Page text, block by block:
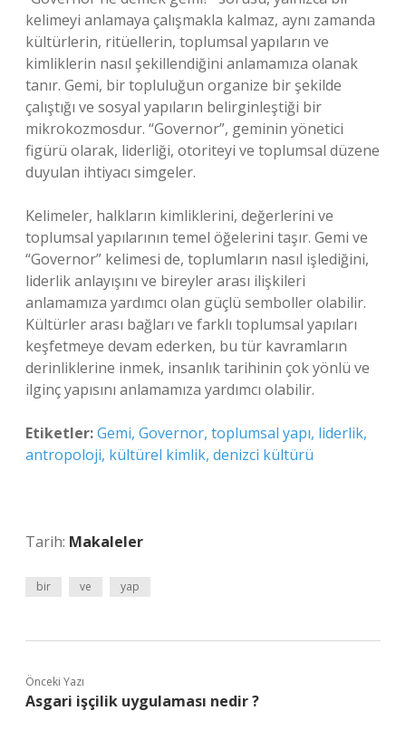
kelimeyi anlamaya çalışmakla kalmaz, aynı zamanda
kültürlerin, ritüellerin, toplumsal yapıların ve
kimliklerin nasıl şekillendiğini anlamamıza olanak
tanır. Gemi, bir topluluğun organize bir şekilde
çalıştığı ve sosyal yapıların belirginleştiği bir
mikrokozmosdur. “Governor”, geminin yönetici
figürü olarak, liderliği, otoriteyi ve toplumsal düzene
duyulan ihtiyacı simgeler.
Kelimeler, halkların kimliklerini, değerlerini ve
toplumsal yapılarının temel öğelerini taşır. Gemi ve
“Governor” kelimesi de, toplumların nasıl işlediğini,
liderlik anlayışını ve bireyler arası ilişkileri
anlamamıza yardımcı olan güçlü semboller olabilir.
Kültürler arası bağları ve farklı toplumsal yapıları
keşfetmeye devam ederken, bu tür kavramların
derinliklerine inmek, insanlık tarihinin çok yönlü ve
ilginç yapısını anlamamıza yardımcı olabilir.
Etiketler:Gemi, Governor, toplumsal yapı, liderlik,
antropoloji, kültürel kimlik, denizci kültürü
Tarih: Makaleler
bir ve yap
Önceki Yazı
Asgari işçilik uygulaması nedir ?